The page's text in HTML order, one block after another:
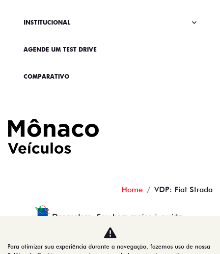
INSTITUCIONAL
AGENDE UM TEST DRIVE
COMPARATIVO
Home VDP: Fiat Strada
Desacelere. Seu bem maior é a vida.
Para otimizar sua experiência durante a navegação, fazemos uso de nossa